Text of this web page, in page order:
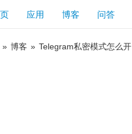
应用 博客 问答
» 博客 » Telegram私密模式怎么开